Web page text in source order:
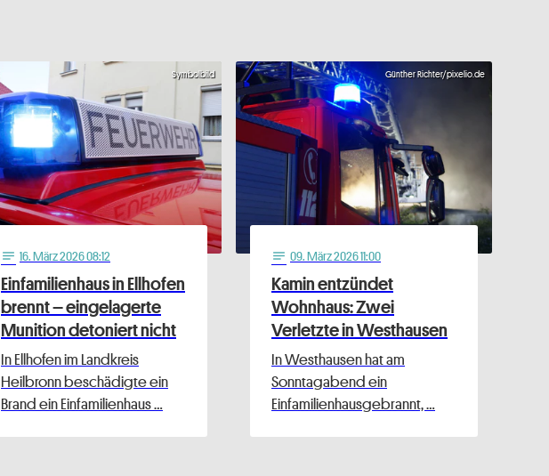
Symbolbild
notes 16. März 2026 08:12
Einfamilienhaus in Ellhofen
brennt – eingelagerte
Munition detoniert nicht
In Ellhofen im Landkreis
Heilbronn beschädigte ein
Brand ein Einfamilienhaus …
Günther Richter/pixelio.de
notes 09. März 2026 11:00
Kamin entzündet
Wohnhaus: Zwei
Verletzte in Westhausen
In Westhausen hat am
Sonntagabend ein
Einfamilienhausgebrannt, …